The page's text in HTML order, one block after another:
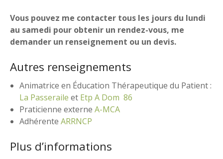
Vous pouvez me contacter tous les jours du lundi
au samedi pour obtenir un rendez-vous, me
demander un renseignement ou un devis.
Autres renseignements
Animatrice en Éducation Thérapeutique du Patient :
La Passeraile et Etp A Dom 86
Praticienne externeA-MCA
AdhérenteARRNCP
Plus d’informations